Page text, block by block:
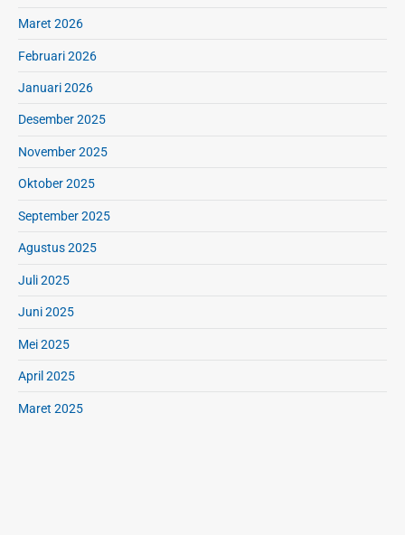
Maret 2026
Februari 2026
Januari 2026
Desember 2025
November 2025
Oktober 2025
September 2025
Agustus 2025
Juli 2025
Juni 2025
Mei 2025
April 2025
Maret 2025